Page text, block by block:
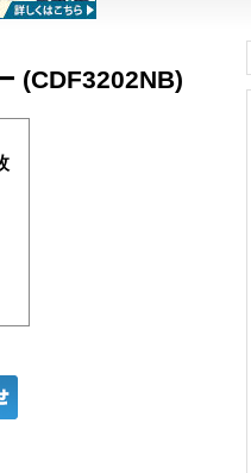
(CDF3202NB)